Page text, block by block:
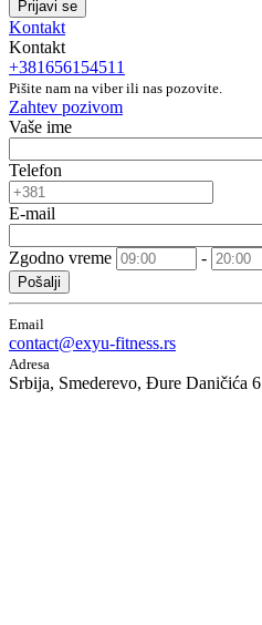
Prijavi se
Kontakt
Kontakt
+381656154511
Pišite nam na viber ili nas pozovite.
Zahtev pozivom
Vaše ime
Telefon
E-mail
Zgodno vreme -
Pošalji
Email
contact@exyu-fitness.rs
Adresa
Srbija, Smederevo, Đure Daničića 6